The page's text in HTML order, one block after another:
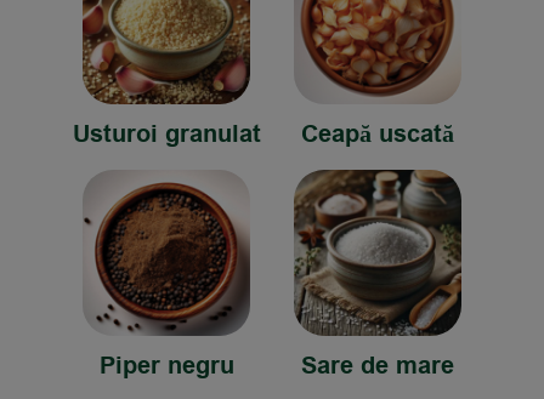
Usturoi granulat Ceapă uscată
Piper negru Sare de mare